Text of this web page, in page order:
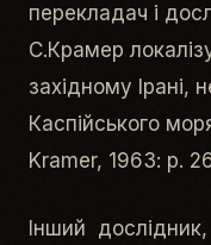
перекладач і
С.Крамер
західному Ірані,
Каспійського
Kramer, 1963: p.
Інший